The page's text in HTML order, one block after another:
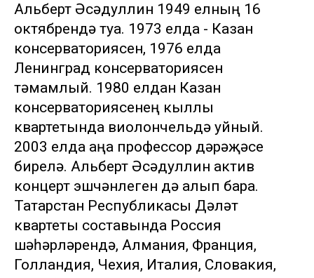
Альберт Әсәдуллин 1949 елның 16
октябрендә туа. 1973 елда - Казан
консерваториясен, 1976 елда
Ленинград консерваториясен
тәмамлый. 1980 елдан Казан
консерваториясенең кыллы
квартетында виолончельдә уйный.
2003 елда аңа профессор дәрәҗәсе
бирелә. Альберт Әсәдуллин актив
концерт эшчәнлеген дә алып бара.
Татарстан Республикасы Дәүләт
квартеты составында Россия
шәһәрләрендә, Алмания, Франция,
Голландия, Чехия, Италия, Словакия,